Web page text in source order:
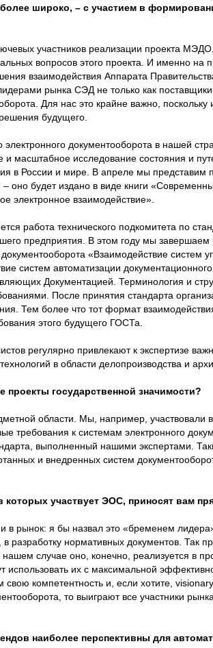
широко, – с участием в
участников реализации проекта
вопросов этого проекта. И именно на
взаимодействия Аппарата
рынка СЭД не только как поставщики
Для нас это крайне важно, поскольку
будущего.
документооборота в нашей
и масштабное исследование состояния и
в России и мире. В апреле мы представим
– оно будет издано в виде книги
электронное взаимодействие».
работа технического подкомитета по
предприятия. В этом году мы
«Взаимодействие систем
систем автоматизации
Документацией. Терминология и
После принятия стандарта
Тем более что тот формат
этого будущего ГОСТа.
регулярно привлекают к экспертизе
в области делопроизводства и
государственной значимости?
области. Мы, например, участвовали
требования к системам электронного
выполненный нашими экспертами.
и внедренных систем
которых участвует ЭОС, приносят вам
в рынок: я бы назвал это «бременем
разработку нормативных документов. Так
случае оно, конечно, реализуется в
использовать их с максимальной
компетентность и, если хотите,
то выиграют все участники
наиболее перспективны для